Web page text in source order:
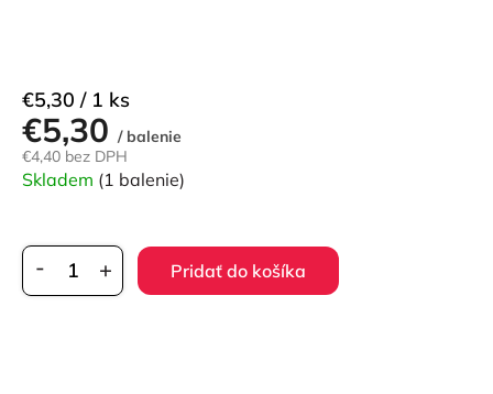
€5,30 / balenie
€4,40 bez DPH
Jednotková
cena:
€5,30 / 1 ks
Skladem (1 balenie)
Pridať do košíka